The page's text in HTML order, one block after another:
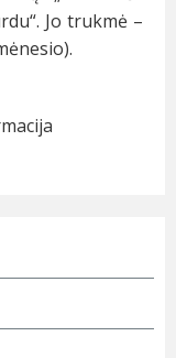
Jo trukmė –